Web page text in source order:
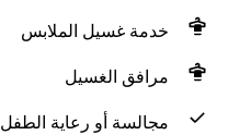
خدمة غسيل الملابس
مرافق الغسيل
مجالسة أو رعاية الطفل